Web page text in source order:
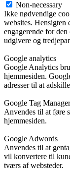
Non-necessary
Ikke nødvendige
websites. Hensigten
engagerende for
udgivere og
Google analytics
Google Analytics
hjemmesiden.
adresser til at
Google Tag Manager
Anvendes til at føre
hjemmesiden.
Google Adwords
Anvendes til at
vil konvertere til
tværs af websteder.